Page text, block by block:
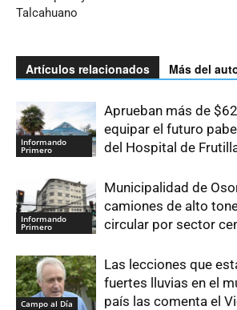
Talcahuano
Artículos relacionados Más del
Informando
Primero
Aprueban más de
equipar el futuro
del Hospital de
Informando
Primero
Municipalidad de
camiones de alto
circular por sector
Campo al Día
Las lecciones que
fuertes lluvias en el
país las comenta el